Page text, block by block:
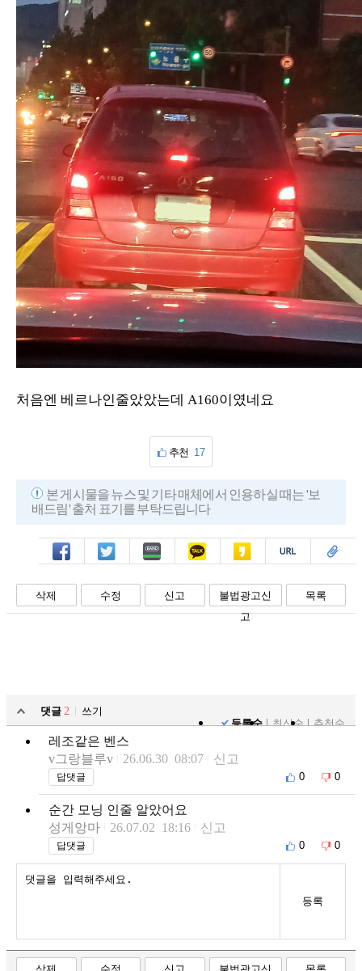
처음엔 베르나인줄았았는데 A160이였네요
추천 17
본 게시물을 뉴스 및 기타 매체에서 인용하실 때는 '보
배드림' 출처 표기를 부탁드립니다
페북 트윗 밴드 카톡 카스 복사 스크랩
삭제 수정 신고
불법광고신
고
목록
댓글 2
쓰기
등록순
최신순 추천순
레조같은 벤스
v그랑블루v
26.06.30 08:07 신고
답댓글 0 0
순간 모닝 인줄 알았어요
성게앙마
26.07.02 18:16 신고
답댓글 0 0
등록